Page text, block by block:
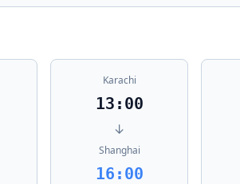
Karachi
13:00
↓
Shanghai
16:00